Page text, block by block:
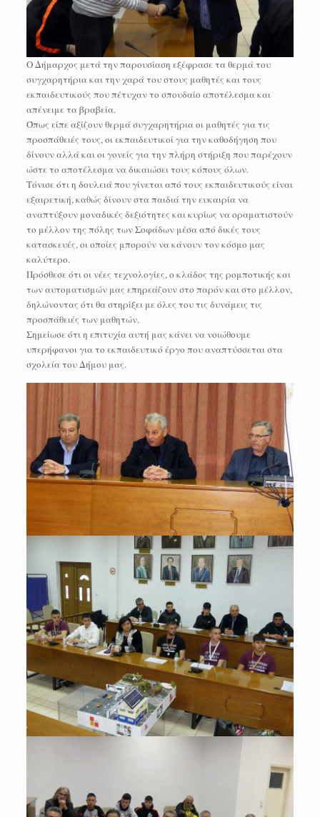
Ο Δήμαρχος μετά την παρουσίαση εξέφρασε τα θερμά του
συγχαρητήρια και την χαρά του στους μαθητές και τους
εκπαιδευτικούς που πέτυχαν το σπουδαίο αποτέλεσμα και
απένειμε τα βραβεία.
Όπως είπε αξίζουν θερμά συγχαρητήρια οι μαθητές για τις
προσπάθειές τους, οι εκπαιδευτικοί για την καθοδήγηση που
δίνουν αλλά και οι γονείς για την πλήρη στήριξη που παρέχουν
ώστε το αποτέλεσμα να δικαιώσει τους κόπους όλων.
Τόνισε ότι η δουλειά που γίνεται από τους εκπαιδευτικούς είναι
εξαιρετική, καθώς δίνουν στα παιδιά την ευκαιρία να
αναπτύξουν μοναδικές δεξιότητες και κυρίως να οραματιστούν
το μέλλον της πόλης των Σοφάδων μέσα από δικές τους
κατασκευές, οι οποίες μπορούν να κάνουν τον κόσμο μας
καλύτερο.
Πρόσθεσε ότι οι νέες τεχνολογίες, ο κλάδος της ρομποτικής και
των αυτοματισμών μας επηρεάζουν στο παρόν και στο μέλλον,
δηλώνοντας ότι θα στηρίξει με όλες του τις δυνάμεις τις
προσπάθειές των μαθητών.
Σημείωσε ότι η επιτυχία αυτή μας κάνει να νοιώθουμε
υπερήφανοι για το εκπαιδευτικό έργο που αναπτύσσεται στα
σχολεία του Δήμου μας.